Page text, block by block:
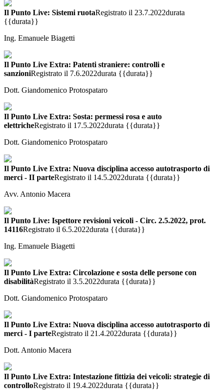
Il Punto Live: Sistemi ruotaRegistrato il 23.7.2022durata
{{durata}}
Ing. Emanuele Biagetti
Il Punto Live Extra: Patenti straniere: controlli e
sanzioniRegistrato il 7.6.2022durata {{durata}}
Dott. Giandomenico Protospataro
Il Punto Live Extra: Sosta: permessi rosa e auto
elettricheRegistrato il 17.5.2022durata {{durata}}
Dott. Giandomenico Protospataro
Il Punto Live Extra: Nuova disciplina accesso autotrasporto di
merci - II parteRegistrato il 14.5.2022durata {{durata}}
Avv. Antonio Macera
Il Punto Live: Ispettore revisioni veicoli - Circ. 2.5.2022, prot.
14116Registrato il 6.5.2022durata {{durata}}
Ing. Emanuele Biagetti
Il Punto Live Extra: Circolazione e sosta delle persone con
disabilitàRegistrato il 3.5.2022durata {{durata}}
Dott. Giandomenico Protospataro
Il Punto Live Extra: Nuova disciplina accesso autotrasporto di
merci - I parteRegistrato il 21.4.2022durata {{durata}}
Dott. Antonio Macera
Il Punto Live Extra: Intestazione fittizia dei veicoli: strategie di
controlloRegistrato il 19.4.2022durata {{durata}}